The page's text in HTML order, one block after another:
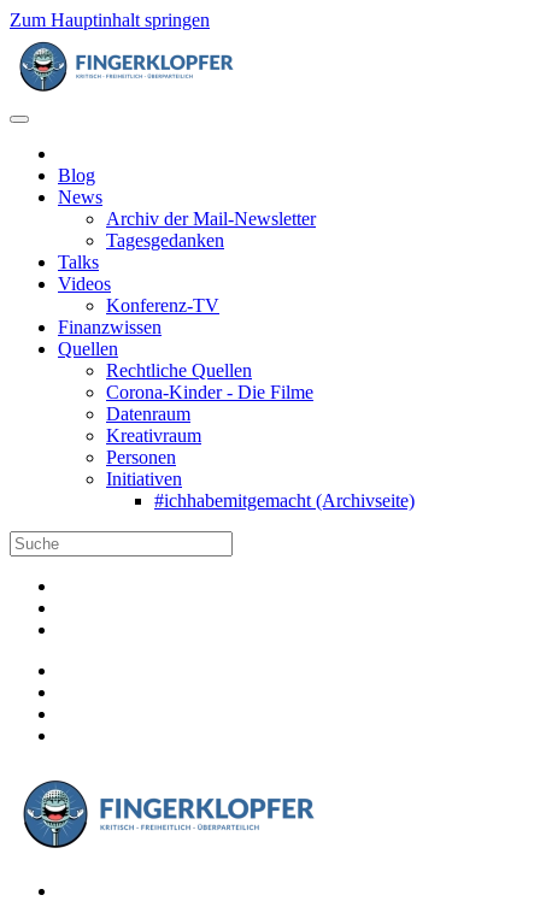
Zum Hauptinhalt springen
Blog
News
Archiv der Mail-Newsletter
Tagesgedanken
Talks
Videos
Konferenz-TV
Finanzwissen
Quellen
Rechtliche Quellen
Corona-Kinder - Die Filme
Datenraum
Kreativraum
Personen
Initiativen
#ichhabemitgemacht (Archivseite)